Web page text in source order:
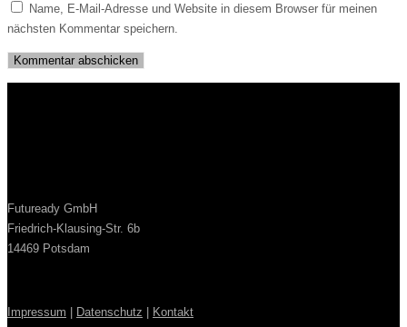
Name, E-Mail-Adresse und Website in diesem Browser für meinen
nächsten Kommentar speichern.
Futuready GmbH
Friedrich-Klausing-Str. 6b
14469 Potsdam
Impressum | Datenschutz | Kontakt